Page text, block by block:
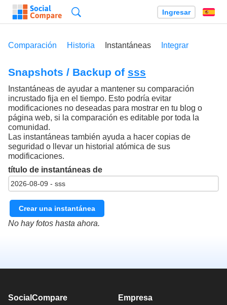
Ingresar
Comparación Historia Instantáneas Integrar
Snapshots / Backup of sss
Instantáneas de ayudar a mantener su comparación
incrustado fija en el tiempo. Esto podría evitar
modificaciones no deseadas para mostrar en tu blog o
página web, si la comparación es editable por toda la
comunidad.
Las instantáneas también ayuda a hacer copias de
seguridad o llevar un historial atómica de sus
modificaciones.
título de instantáneas de
Crear una instantánea
No hay fotos hasta ahora.
SocialCompare Empresa